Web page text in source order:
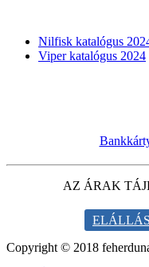
Nilfisk katalógus
Viper katalógus 2024
AZ ÁRAK
Copyright © 2018